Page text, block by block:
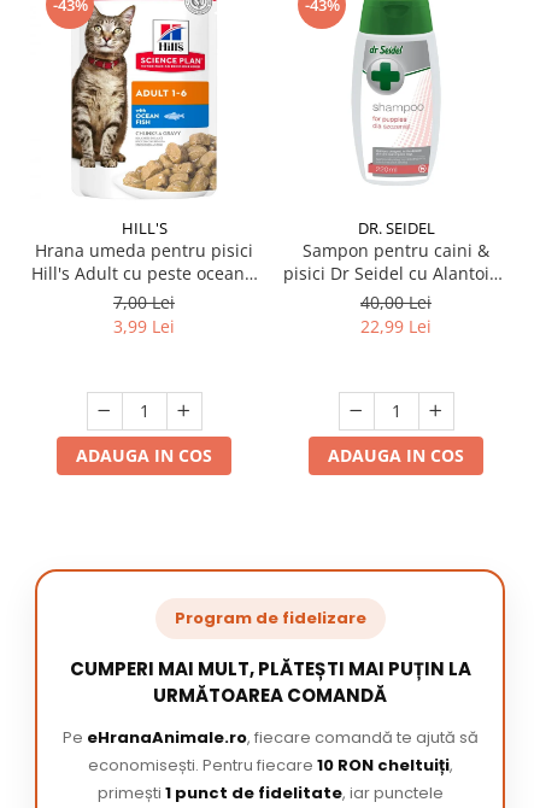
-43%
HILL'S
Hrana umeda pentru pisici
Hill's Adult cu peste oceanic
85 gr
7,00 Lei
3,99 Lei
ADAUGA IN COS
-43%
DR. SEIDEL
Sampon pentru caini &
pisici Dr Seidel cu Alantoina
220 ml
40,00 Lei
22,99 Lei
ADAUGA IN COS
Program de fidelizare
CUMPERI MAI MULT, PLĂTEȘTI MAI PUȚIN LA
URMĂTOAREA COMANDĂ
Pe eHranaAnimale.ro, fiecare comandă te ajută să
economisești. Pentru fiecare 10 RON cheltuiți,
primești 1 punct de fidelitate, iar punctele